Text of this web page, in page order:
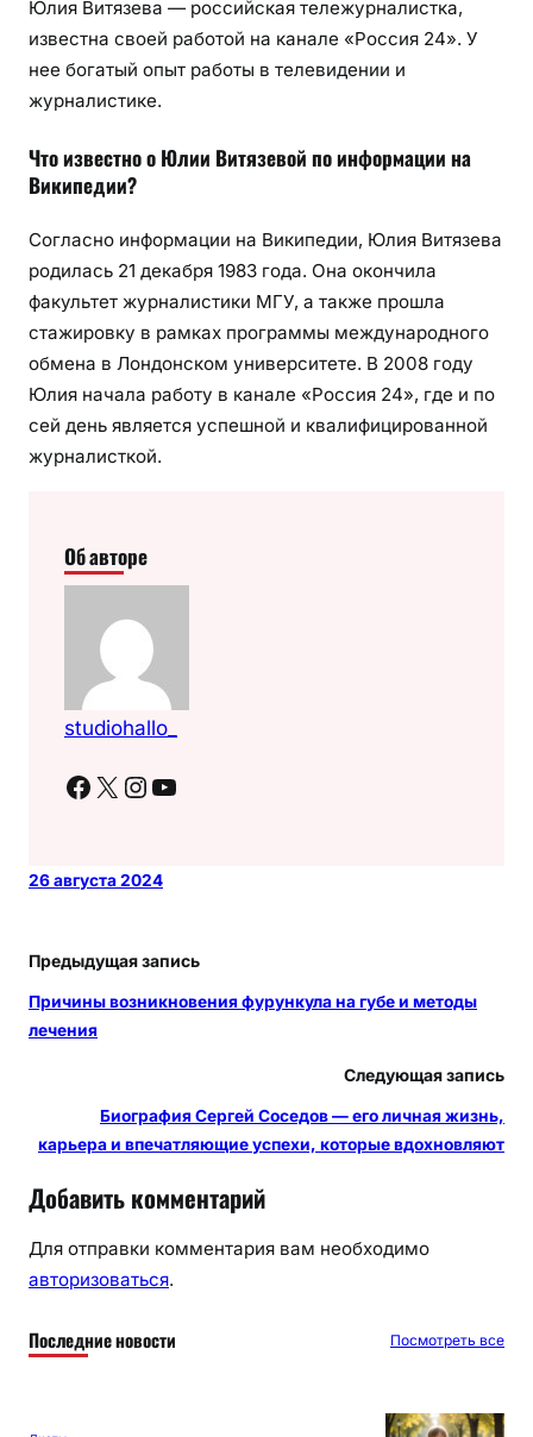
Юлия Витязева — российская тележурналистка,
известна своей работой на канале «Россия 24». У
нее богатый опыт работы в телевидении и
журналистике.
Что известно о Юлии Витязевой по информации на
Википедии?
Согласно информации на Википедии, Юлия Витязева
родилась 21 декабря 1983 года. Она окончила
факультет журналистики МГУ, а также прошла
стажировку в рамках программы международного
обмена в Лондонском университете. В 2008 году
Юлия начала работу в канале «Россия 24», где и по
сей день является успешной и квалифицированной
журналисткой.
Об авторе
studiohallo_
Facebook X Instagram YouTube
26 августа 2024
Предыдущая запись
Причины возникновения фурункула на губе и методы
лечения
Следующая запись
Биография Сергей Соседов — его личная жизнь,
карьера и впечатляющие успехи, которые вдохновляют
Добавить комментарий
Для отправки комментария вам необходимо
авторизоваться.
Последние новости Посмотреть все